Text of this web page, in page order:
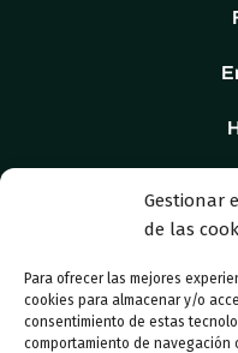
Gestionar
de las
Para ofrecer las mejores
cookies para almacenar y/o
consentimiento de estas
comportamiento de